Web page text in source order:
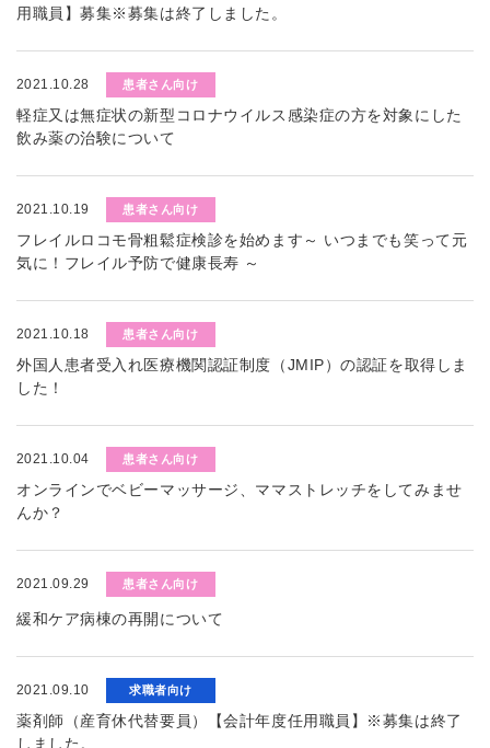
用職員】募集※募集は終了しました。
2021.10.28 患者さん向け
軽症又は無症状の新型コロナウイルス感染症の方を対象にした
飲み薬の治験について
2021.10.19 患者さん向け
フレイルロコモ骨粗鬆症検診を始めます～ いつまでも笑って元
気に！フレイル予防で健康長寿 ～
2021.10.18 患者さん向け
外国人患者受入れ医療機関認証制度（JMIP）の認証を取得しま
した！
2021.10.04 患者さん向け
オンラインでベビーマッサージ、ママストレッチをしてみませ
んか？
2021.09.29 患者さん向け
緩和ケア病棟の再開について
2021.09.10 求職者向け
薬剤師（産育休代替要員）【会計年度任用職員】※募集は終了
しました。